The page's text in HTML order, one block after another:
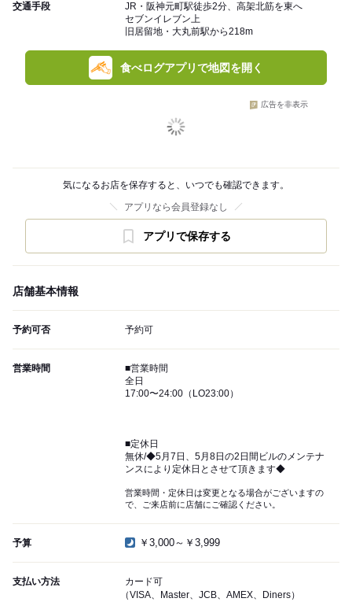
交通手段
JR・阪神元町駅徒歩2分、高架北筋を東へ
セブンイレブン上
旧居留地・大丸前駅から218m
食べログアプリで地図を開く
広告を非表示
気になるお店を保存すると、いつでも確認できます。
アプリなら会員登録なし
アプリで保存する
店舗基本情報
予約可否 予約可
営業時間
■営業時間
全日
17:00〜24:00（LO23:00）
■定休日
無休/◆5月7日、5月8日の2日間ビルのメンテナ
ンスにより定休日とさせて頂きます◆
営業時間・定休日は変更となる場合がございますの
で、ご来店前に店舗にご確認ください。
予算 ￥3,000～￥3,999
支払い方法
カード可
（VISA、Master、JCB、AMEX、Diners）